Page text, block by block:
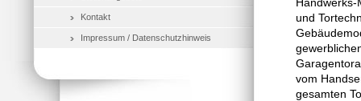
und
vom
gesamten
Kontakt
Impressum / Datenschutzhinweis